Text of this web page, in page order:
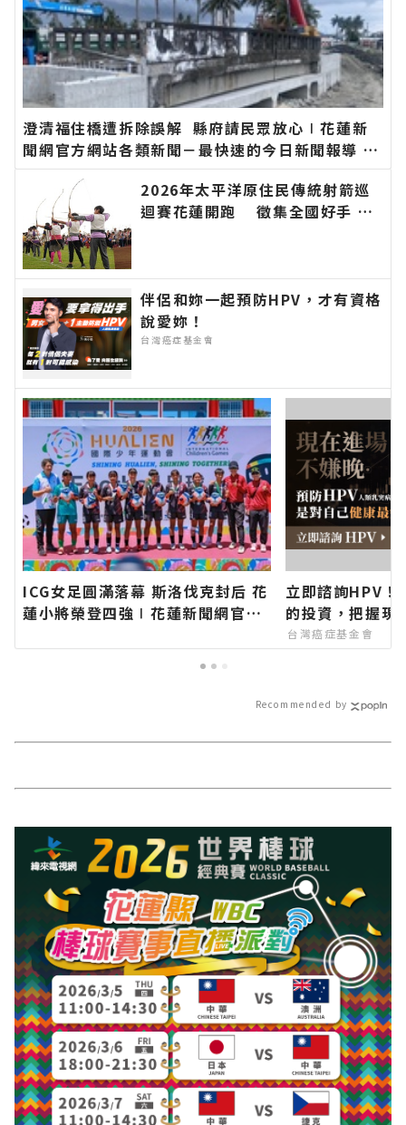
澄清福住橋遭拆除誤解 縣府請民眾放心∣花蓮新
聞網官方網站各類新聞－最快速的今日新聞報導 最
新的在地資訊！
2026年太平洋原住民傳統射箭巡
迴賽花蓮開跑 徵集全國好手 巡
聞－最快速的今日新聞報導 最新
的在地資訊！
伴侶和妳一起預防HPV，才有資格
說愛妳！
台灣癌症基金會
ICG女足圓滿落幕 斯洛伐克封后 花
蓮小將榮登四強∣花蓮新聞網官方
報導 最新的在地資訊！
立即諮詢HPV！
的投資，把握現
台灣癌症基金會
Recommended by